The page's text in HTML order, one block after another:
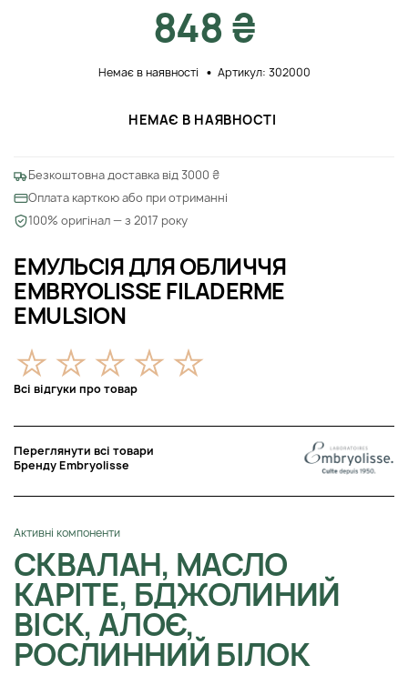
ЕМУЛЬСІЯ ДЛЯ ОБЛИЧЧЯ
EMBRYOLISSE FILADERME
EMULSION
Всі відгуки про товар
Переглянути всі товари
Бренду Embryolisse
Активні компоненти
СКВАЛАН, МАСЛО
КАРІТЕ, БДЖОЛИНИЙ
ВІСК, АЛОЄ,
РОСЛИННИЙ БІЛОК
848 ₴
Немає в наявності Артикул: 302000
НЕМАЄ В НАЯВНОСТІ
Безкоштовна доставка від 3000 ₴
Оплата карткою або при отриманні
100% оригінал — з 2017 року